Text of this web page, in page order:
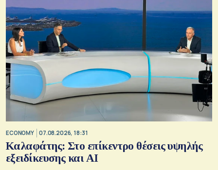
ECONOMY 07.08.2026, 18:31
Καλαφάτης: Στο επίκεντρο θέσεις υψηλής
εξειδίκευσης και AI